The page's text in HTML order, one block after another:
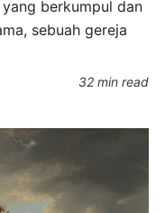
berkumpul dan
sebuah gereja
32 min read